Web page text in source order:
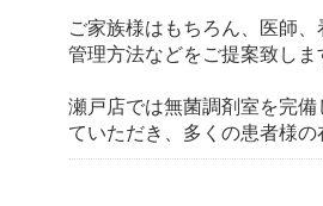
ご家族様はもちろん、医師
管理方法などをご提案致しま
瀬戸店では無菌調剤室を完
ていただき、多くの患者様